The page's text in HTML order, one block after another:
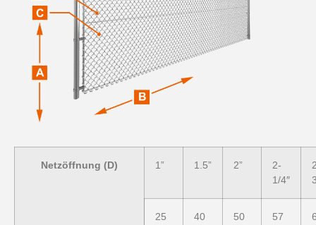
Netzöffnung (D) 1” 1.5” 2”
2-
1/4″
25
40
50
57